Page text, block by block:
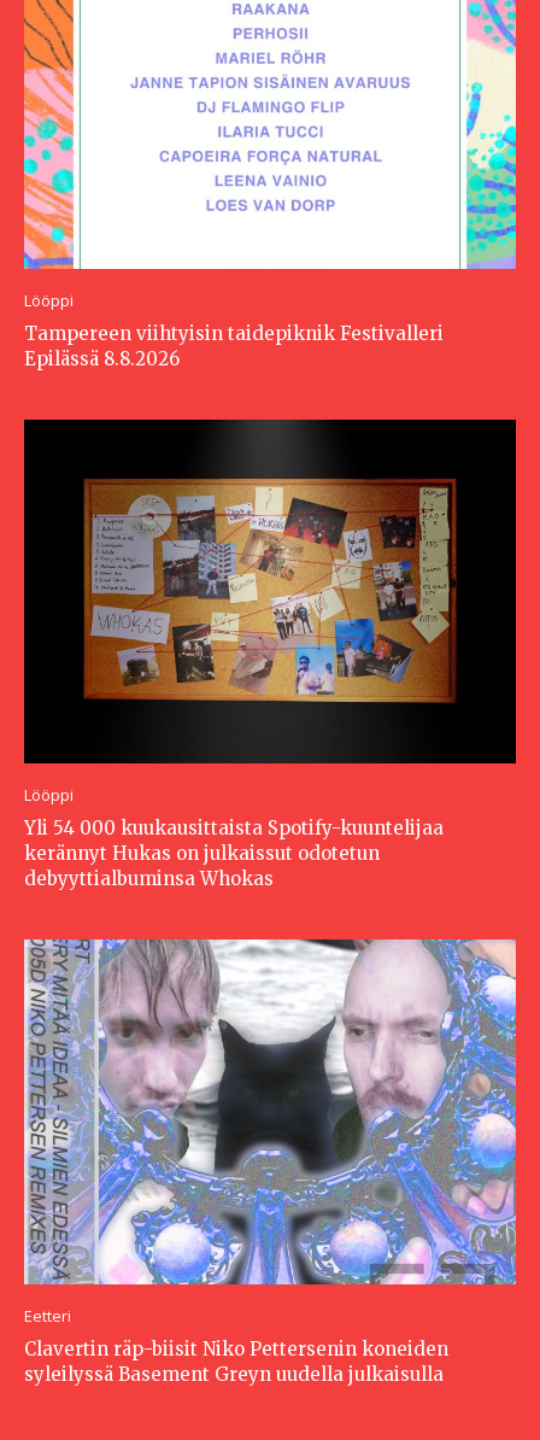
Lööppi
Tampereen viihtyisin taidepiknik Festivalleri
Epilässä 8.8.2026
Lööppi
Yli 54 000 kuukausittaista Spotify-kuuntelijaa
kerännyt Hukas on julkaissut odotetun
debyyttialbuminsa Whokas
Eetteri
Clavertin räp-biisit Niko Pettersenin koneiden
syleilyssä Basement Greyn uudella julkaisulla